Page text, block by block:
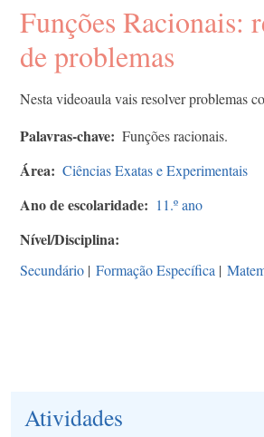
Funções Racionais:
de problemas
Nesta videoaula vais resolver problemas
Palavras-chave Funções racionais.
Área Ciências Exatas e Experimentais
Ano de escolaridade 11.º ano
Nível/Disciplina
Secundário | Formação Específica |
Atividades